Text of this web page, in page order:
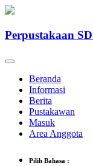
Perpustakaan
Beranda
Informasi
Berita
Pustakawan
Masuk
Area Anggota
Pilih Bahasa :